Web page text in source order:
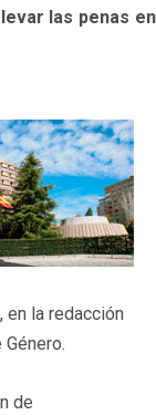
las penas en
en la redacción
de